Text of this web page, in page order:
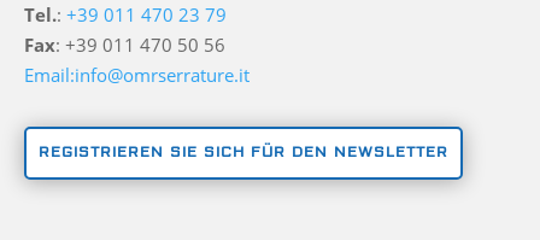
Tel.:+39 011 470 23 79
Fax: +39 011 470 50 56
Email:info@omrserrature.it
REGISTRIEREN SIE SICH FÜR DEN NEWSLETTER